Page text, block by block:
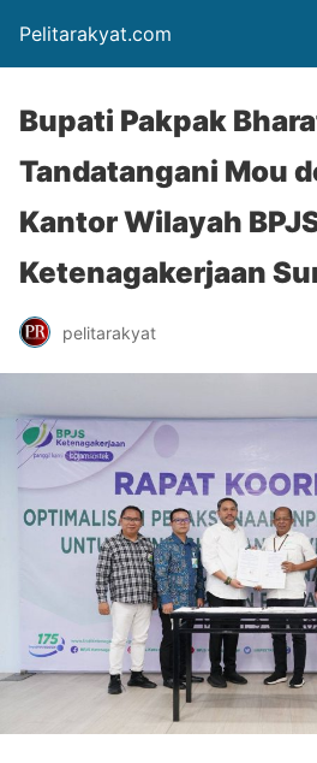
Pelitarakyat.com
Bupati Pakpak
Tandatangani Mou
Kantor Wilayah
Ketenagakerjaan
pelitarakyat